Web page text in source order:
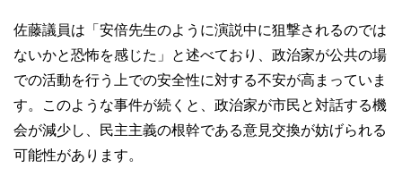
佐藤議員は「安倍先生のように演説中に狙撃されるのでは
ないかと恐怖を感じた」と述べており、政治家が公共の場
での活動を行う上での安全性に対する不安が高まっていま
す。このような事件が続くと、政治家が市民と対話する機
会が減少し、民主主義の根幹である意見交換が妨げられる
可能性があります。